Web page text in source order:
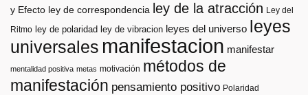
y Efecto ley de correspondencia ley de la atracción Ley del
Ritmo ley de polaridad ley de vibracion leyes del universo
leyes
universales manifestacion manifestar
mentalidad positiva metas motivación métodos de
manifestación pensamiento positivo Polaridad